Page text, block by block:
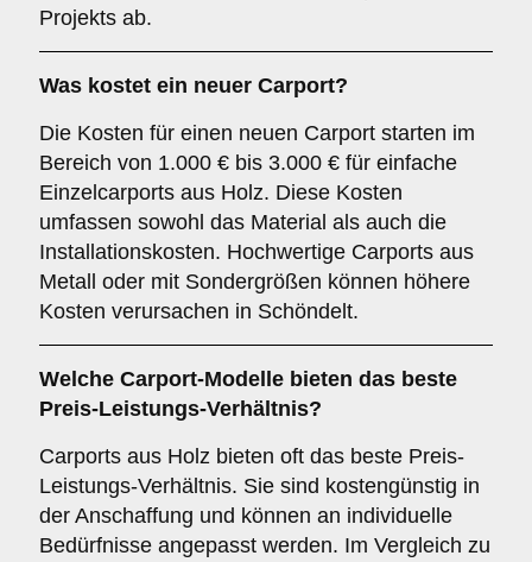
Projekts ab.
Was kostet ein neuer Carport?
Die Kosten für einen neuen Carport starten im
Bereich von 1.000 € bis 3.000 € für einfache
Einzelcarports aus Holz. Diese Kosten
umfassen sowohl das Material als auch die
Installationskosten. Hochwertige Carports aus
Metall oder mit Sondergrößen können höhere
Kosten verursachen in Schöndelt.
Welche Carport-Modelle bieten das beste
Preis-Leistungs-Verhältnis?
Carports aus Holz bieten oft das beste Preis-
Leistungs-Verhältnis. Sie sind kostengünstig in
der Anschaffung und können an individuelle
Bedürfnisse angepasst werden. Im Vergleich zu